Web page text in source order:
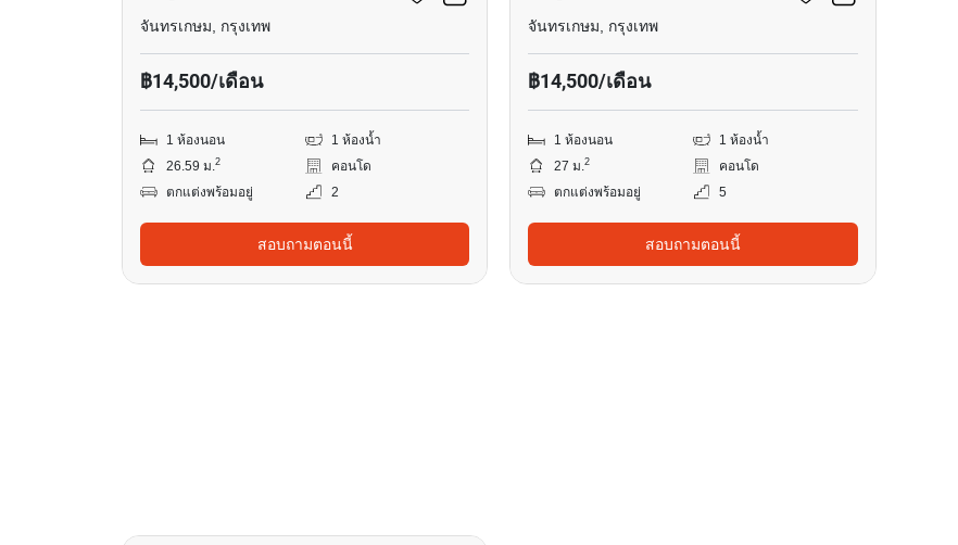
จันทรเกษม, กรุงเทพ
฿14,500/เดือน
1 ห้องนอน
1 ห้องน้ำ
26.59 ม.2
คอนโด
ตกแต่งพร้อมอยู่
2
สอบถามตอนนี้
จันทรเกษม, กรุงเทพ
฿14,500/เดือน
1 ห้องนอน
1 ห้องน้ำ
27 ม.2
คอนโด
ตกแต่งพร้อมอยู่
5
สอบถามตอนนี้